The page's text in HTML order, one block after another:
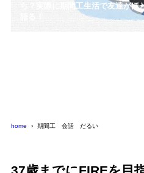
ら？実際に期間工生活で友達がほ
home 期間工 会話 だるい
37歳までにFIREを目